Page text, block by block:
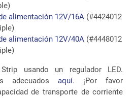
alimentación 12V/16A(#4424012
alimentación 12V/40A(#4448012
usando un regulador LED.
adecuadosaquí. ¡Por favor
de transporte de corriente